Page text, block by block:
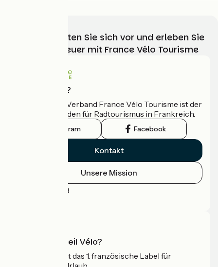
Wählen, bereiten Sie sich vor und erleben Sie
Ihr Radabenteuer mit France Vélo Tourisme
Wer sind wir?
Der nationale Verband France Vélo Tourisme ist der
offizielle Leitfaden für Radtourismus in Frankreich.
Instagram Facebook
Kontakt
Unsere Mission
Pressebereich
Was ist Accueil Vélo?
Accueil Vélo ist das 1. französische Label für